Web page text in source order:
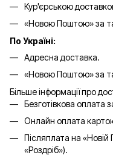
Кур'єрською
«Новою Поштою» за
По Україні:
Адресна доставка.
«Новою Поштою» за
Більше інформації про
Безготівкова оплата
Онлайн оплата
Післяплата на «Новій
«Роздріб»).